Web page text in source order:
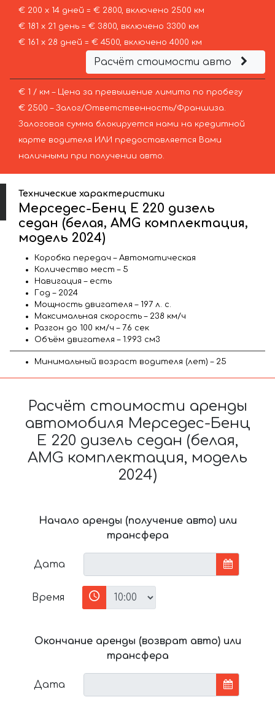
€ 200 х 14 дней = € 2800, включено 2500 км
€ 181 х 21 день = € 3800, включено 3300 км
€ 161 х 28 дней = € 4500, включено 4000 км
Расчёт стоимости авто
€ 1 / км – Цена за превышение лимита по пробегу
€ 2500 – Залог/Ответственность/Франшиза.
Залоговая сумма блокируется нами на кредитной
карте водителя ИЛИ предоставляется Вами
наличными при получении авто.
Технические характеристики
Мерседес-Бенц E 220 дизель
седан (белая, AMG комплектация,
модель 2024)
Коробка передач – Автоматическая
Количество мест – 5
Навигация – есть
Год – 2024
Мощность двигателя – 197 л. с.
Максимальная скорость – 238 км/ч
Разгон до 100 км/ч – 7.6 сек
Объём двигателя – 1.993 см3
Минимальный возраст водителя (лет) – 25
Расчёт стоимости аренды
автомобиля Мерседес-Бенц
E 220 дизель седан (белая,
AMG комплектация, модель
2024)
Начало аренды (получение авто) или
трансфера
Дата
Время
Окончание аренды (возврат авто) или
трансфера
Дата